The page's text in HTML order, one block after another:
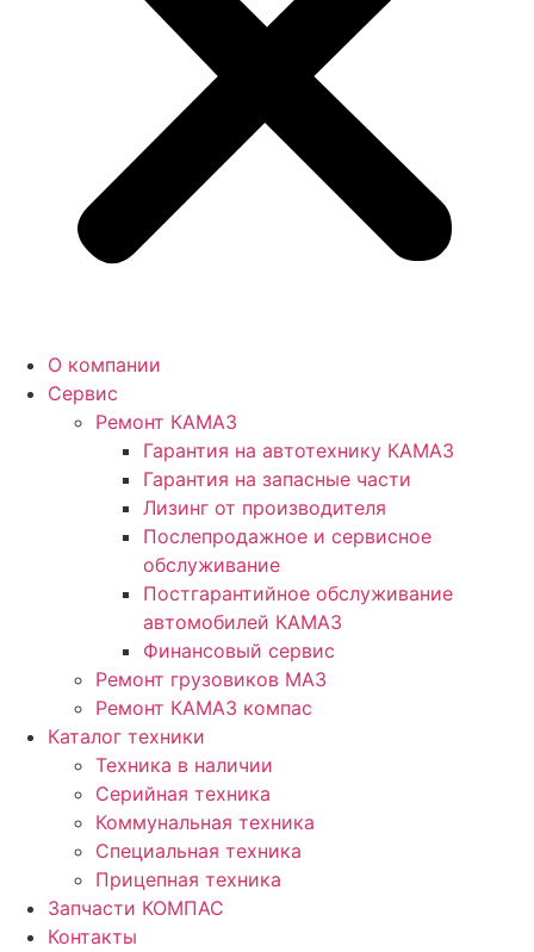
О компании
Сервис
Ремонт КАМАЗ
Гарантия на автотехнику КАМАЗ
Гарантия на запасные части
Лизинг от производителя
Послепродажное и сервисное
обслуживание
Постгарантийное обслуживание
автомобилей КАМАЗ
Финансовый сервис
Ремонт грузовиков МАЗ
Ремонт КАМАЗ компас
Каталог техники
Техника в наличии
Серийная техника
Коммунальная техника
Специальная техника
Прицепная техника
Запчасти КОМПАС
Контакты